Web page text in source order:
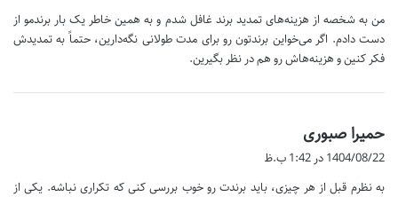
:
من به شخصه از هزینه‌های تمدید برند غافل شدم و به همین خاطر یک بار برندمو از
دست دادم. اگر می‌خواین برندتون رو برای مدت طولانی نگه‌دارین، حتماً به تمدیدش
فکر کنین و هزینه‌هاش رو هم در نظر بگیرین.
حمیرا صبوری
ف
1404/08/22 در 1:42 ب.ظ
به نظرم قبل از هر چیزی، باید برندت رو خوب بررسی کنی که تکراری نباشه. یکی از